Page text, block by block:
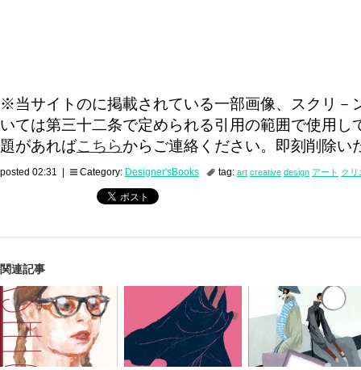
※当サイトのに掲載されている一部画像、スクリ－
いては第三十二条で定められる引用の範囲で使用し
題があればこちらからご連絡ください。即刻削除い
posted 02:31 | Category: Designer'sBooks tag: art creative design アート クリ
関連記事